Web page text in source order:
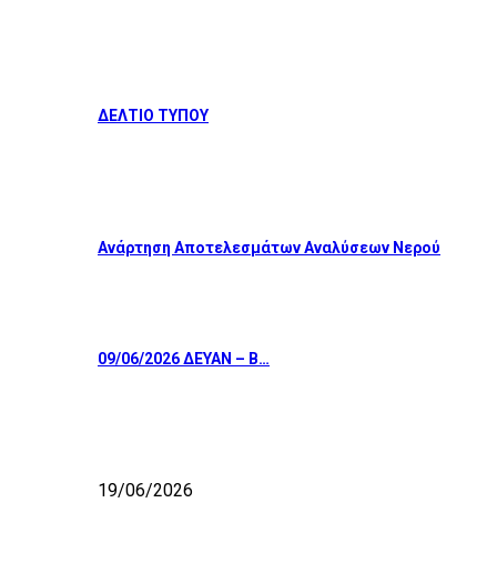
ΔΕΛΤΙΟ ΤΥΠΟΥ
Ανάρτηση Αποτελεσμάτων Αναλύσεων Νερού
09/06/2026 ΔΕΥΑΝ – Β…
19/06/2026